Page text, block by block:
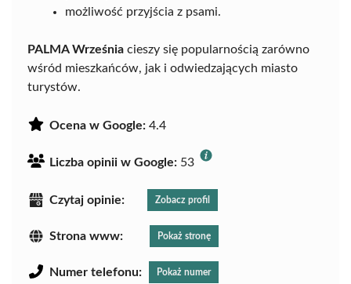
możliwość przyjścia z psami.
PALMA Września cieszy się popularnością zarówno
wśród mieszkańców, jak i odwiedzających miasto
turystów.
Ocena w Google: 4.4
Liczba opinii w Google: 53
Czytaj opinie: Zobacz profil
Strona www: Pokaż stronę
Numer telefonu: Pokaż numer